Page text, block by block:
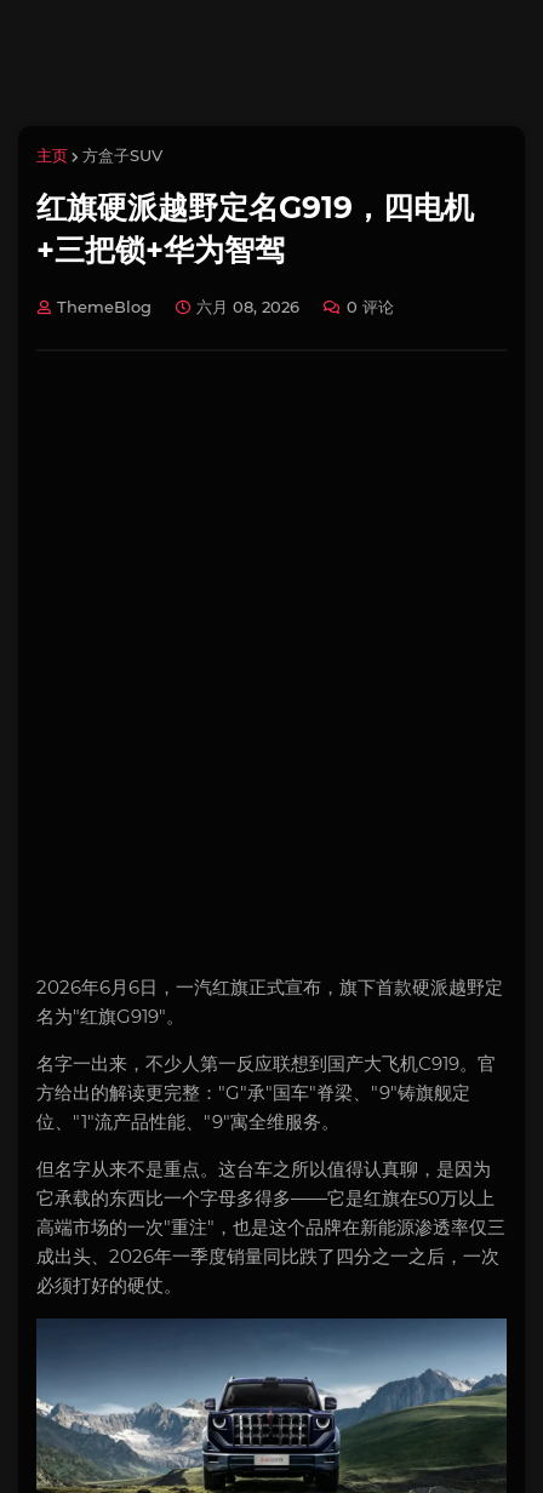
主页 方盒子SUV
红旗硬派越野定名G919，四电机
+三把锁+华为智驾
ThemeBlog 六月 08, 2026 0 评论
2026年6月6日，一汽红旗正式宣布，旗下首款硬派越野定
名为"红旗G919"。
名字一出来，不少人第一反应联想到国产大飞机C919。官
方给出的解读更完整："G"承"国车"脊梁、"9"铸旗舰定
位、"1"流产品性能、"9"寓全维服务。
但名字从来不是重点。这台车之所以值得认真聊，是因为
它承载的东西比一个字母多得多——它是红旗在50万以上
高端市场的一次"重注"，也是这个品牌在新能源渗透率仅三
成出头、2026年一季度销量同比跌了四分之一之后，一次
必须打好的硬仗。